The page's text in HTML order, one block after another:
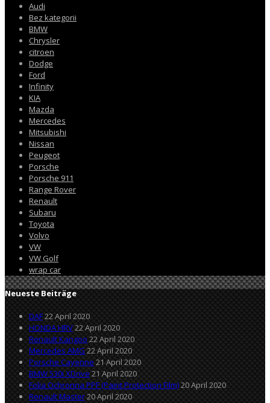
Audi
Bez kategorii
BMW
Chrysler
citroen
Dodge
Ford
Infinity
KIA
Mazda
Mercedes
Mitsubishi
Nissan
Peugeot
Porsche
Porsche 911
Range Rover
Renault
Subaru
Toyota
Volvo
VW
VW Golf
wrap car
Neueste Beiträge
DAF22 April 2020
HONDA HRV22 April 2020
Renault Kangoo 22 April 2020
Mercedes AMG 22 April 2020
Porsche Cayenne 21 April 2020
BMW 530i XDrive 21 April 2020
Folia Ochronna PPF (Paint Protection Film)20 April 2020
Renault Master20 April 2020